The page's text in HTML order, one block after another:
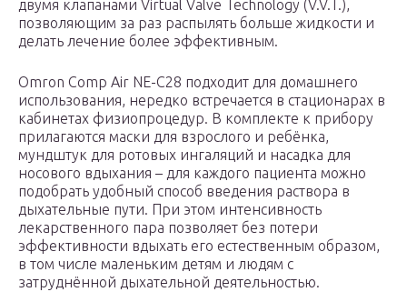
двумя клапанами Virtual Valve Technology (V.V.T.),
позволяющим за раз распылять больше жидкости и
делать лечение более эффективным.
Omron Comp Air NE-C28 подходит для домашнего
использования, нередко встречается в стационарах в
кабинетах физиопроцедур. В комплекте к прибору
прилагаются маски для взрослого и ребёнка,
мундштук для ротовых ингаляций и насадка для
носового вдыхания – для каждого пациента можно
подобрать удобный способ введения раствора в
дыхательные пути. При этом интенсивность
лекарственного пара позволяет без потери
эффективности вдыхать его естественным образом,
в том числе маленьким детям и людям с
затруднённой дыхательной деятельностью.